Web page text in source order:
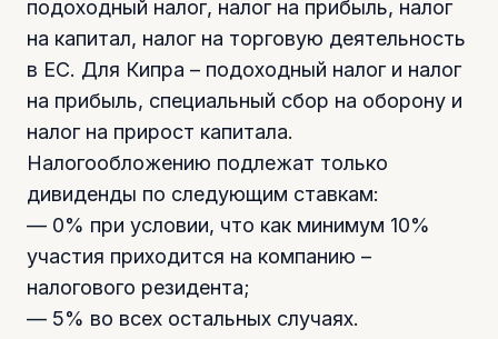
подоходный налог, налог на прибыль, налог
на капитал, налог на торговую деятельность
в ЕС. Для Кипра – подоходный налог и налог
на прибыль, специальный сбор на оборону и
налог на прирост капитала.
Налогообложению подлежат только
дивиденды по следующим ставкам:
— 0% при условии, что как минимум 10%
участия приходится на компанию –
налогового резидента;
— 5% во всех остальных случаях.